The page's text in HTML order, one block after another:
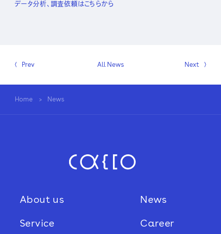
データ分析、調査依頼はこちらから
Prev All News Next
Home News
About us
Service
News
Career